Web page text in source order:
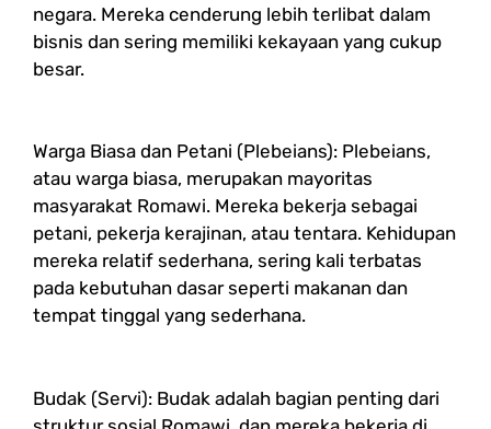
negara. Mereka cenderung lebih terlibat dalam
bisnis dan sering memiliki kekayaan yang cukup
besar.
Warga Biasa dan Petani (Plebeians): Plebeians,
atau warga biasa, merupakan mayoritas
masyarakat Romawi. Mereka bekerja sebagai
petani, pekerja kerajinan, atau tentara. Kehidupan
mereka relatif sederhana, sering kali terbatas
pada kebutuhan dasar seperti makanan dan
tempat tinggal yang sederhana.
Budak (Servi): Budak adalah bagian penting dari